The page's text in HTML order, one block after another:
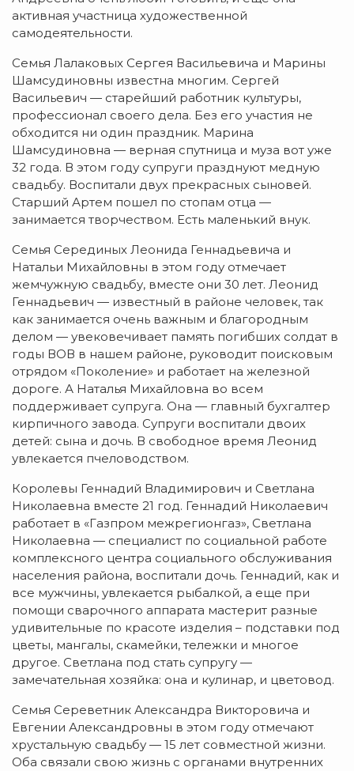
активная участница художественной
самодеятельности.
Семья Лалаковых Сергея Васильевича и Марины
Шамсудиновны известна многим. Сергей
Васильевич — старейший работник культуры,
профессионал своего дела. Без его участия не
обходится ни один праздник. Марина
Шамсудиновна — верная спутница и муза вот уже
32 года. В этом году супруги празднуют медную
свадьбу. Воспитали двух прекрасных сыновей.
Старший Артем пошел по стопам отца —
занимается творчеством. Есть маленький внук.
Семья Серединых Леонида Геннадьевича и
Натальи Михайловны в этом году отмечает
жемчужную свадьбу, вместе они 30 лет. Леонид
Геннадьевич — известный в районе человек, так
как занимается очень важным и благородным
делом — увековечивает память погибших солдат в
годы ВОВ в нашем районе, руководит поисковым
отрядом «Поколение» и работает на железной
дороге. А Наталья Михайловна во всем
поддерживает супруга. Она — главный бухгалтер
кирпичного завода. Супруги воспитали двоих
детей: сына и дочь. В свободное время Леонид
увлекается пчеловодством.
Королевы Геннадий Владимирович и Светлана
Николаевна вместе 21 год. Геннадий Николаевич
работает в «Газпром межрегионгаз», Светлана
Николаевна — специалист по социальной работе
комплексного центра социального обслуживания
населения района, воспитали дочь. Геннадий, как и
все мужчины, увлекается рыбалкой, а еще при
помощи сварочного аппарата мастерит разные
удивительные по красоте изделия – подставки под
цветы, мангалы, скамейки, тележки и многое
другое. Светлана под стать супругу —
замечательная хозяйка: она и кулинар, и цветовод.
Семья Сереветник Александра Викторовича и
Евгении Александровны в этом году отмечают
хрустальную свадьбу — 15 лет совместной жизни.
Оба связали свою жизнь с органами внутренних